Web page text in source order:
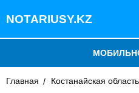
NOTARIUSY.KZ
БЛОГ
Главная Костанайская область